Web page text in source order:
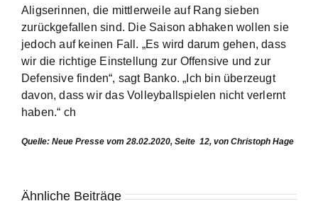
Aligserinnen, die mittlerweile auf Rang sieben
zurückgefallen sind. Die Saison abhaken wollen sie
jedoch auf keinen Fall. „Es wird darum gehen, dass
wir die richtige Einstellung zur Offensive und zur
Defensive finden“, sagt Banko. „Ich bin überzeugt
davon, dass wir das Volleyballspielen nicht verlernt
haben.“ ch
Quelle: Neue Presse vom 28.02.2020, Seite 12, von Christoph Hage
Ähnliche Beiträge